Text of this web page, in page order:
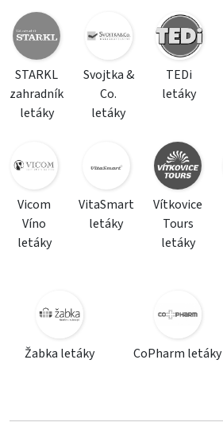
STARKL
zahradník
letáky
Svojtka &
Co.
letáky
TEDi
letáky
Vicom
Víno
letáky
VitaSmart
letáky
Vítkovice
Tours
letáky
Žabka letáky CoPharm letáky